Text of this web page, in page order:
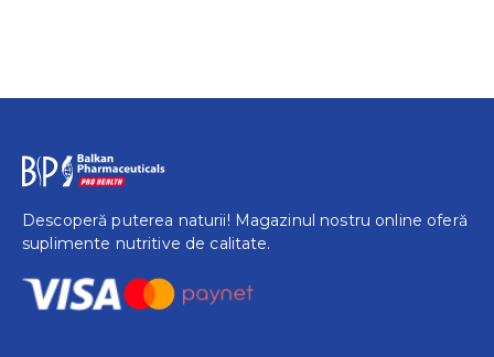
Descoperă puterea naturii! Magazinul nostru online oferă
suplimente nutritive de calitate.